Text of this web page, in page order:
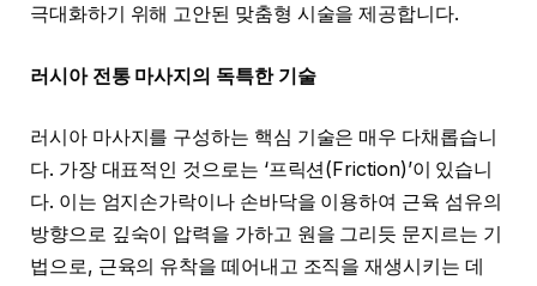
극대화하기 위해 고안된 맞춤형 시술을 제공합니다.
러시아 전통 마사지의 독특한 기술
러시아 마사지를 구성하는 핵심 기술은 매우 다채롭습니
다. 가장 대표적인 것으로는 ‘프릭션(Friction)’이 있습니
다. 이는 엄지손가락이나 손바닥을 이용하여 근육 섬유의
방향으로 깊숙이 압력을 가하고 원을 그리듯 문지르는 기
법으로, 근육의 유착을 떼어내고 조직을 재생시키는 데